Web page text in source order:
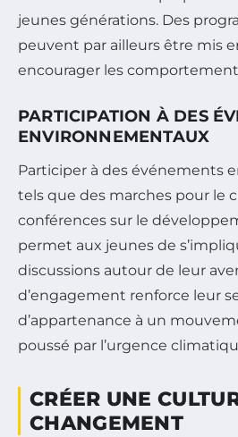
jeunes générations. Des
peuvent par ailleurs être mis
encourager les
PARTICIPATION À DES
ENVIRONNEMENTAUX
Participer à des événements
tels que des marches pour le
conférences sur le
permet aux jeunes de
discussions autour de leur
d’engagement renforce leur
d’appartenance à un
poussé par l’urgence
CRÉER UNE
CHANGEMENT